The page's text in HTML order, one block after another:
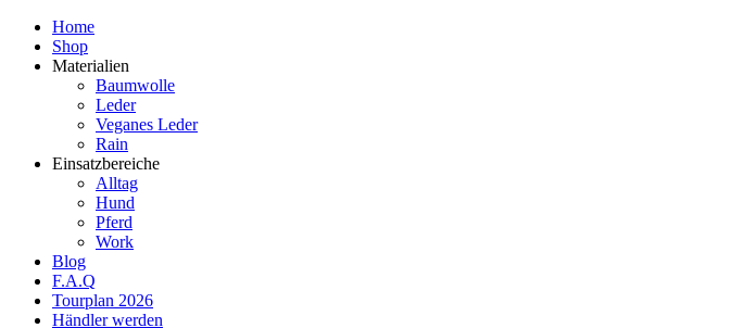
Home
Shop
Materialien
Baumwolle
Leder
Veganes Leder
Rain
Einsatzbereiche
Alltag
Hund
Pferd
Work
Blog
F.A.Q
Tourplan 2026
Händler werden